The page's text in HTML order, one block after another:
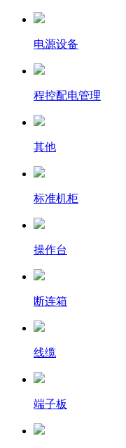
电源设备
程控配电管理
其他
标准机柜
操作台
断连箱
线缆
端子板